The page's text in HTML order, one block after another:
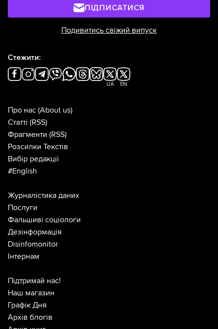
ПІДПИСАТИСЯ
Подивитись свіжий випуск
Стежити:
UA EN
Про нас (About us)
Статті (RSS)
Фрагменти (RSS)
Розсилки Текстів
Вибір редакції
#English
Журналістика даних
Послуги
Фальшиві соціологи
Дезінформація
Disinfomonitor
Інтернам
Підтримай нас!
Наш магазин
Графік Дня
Архів блогів